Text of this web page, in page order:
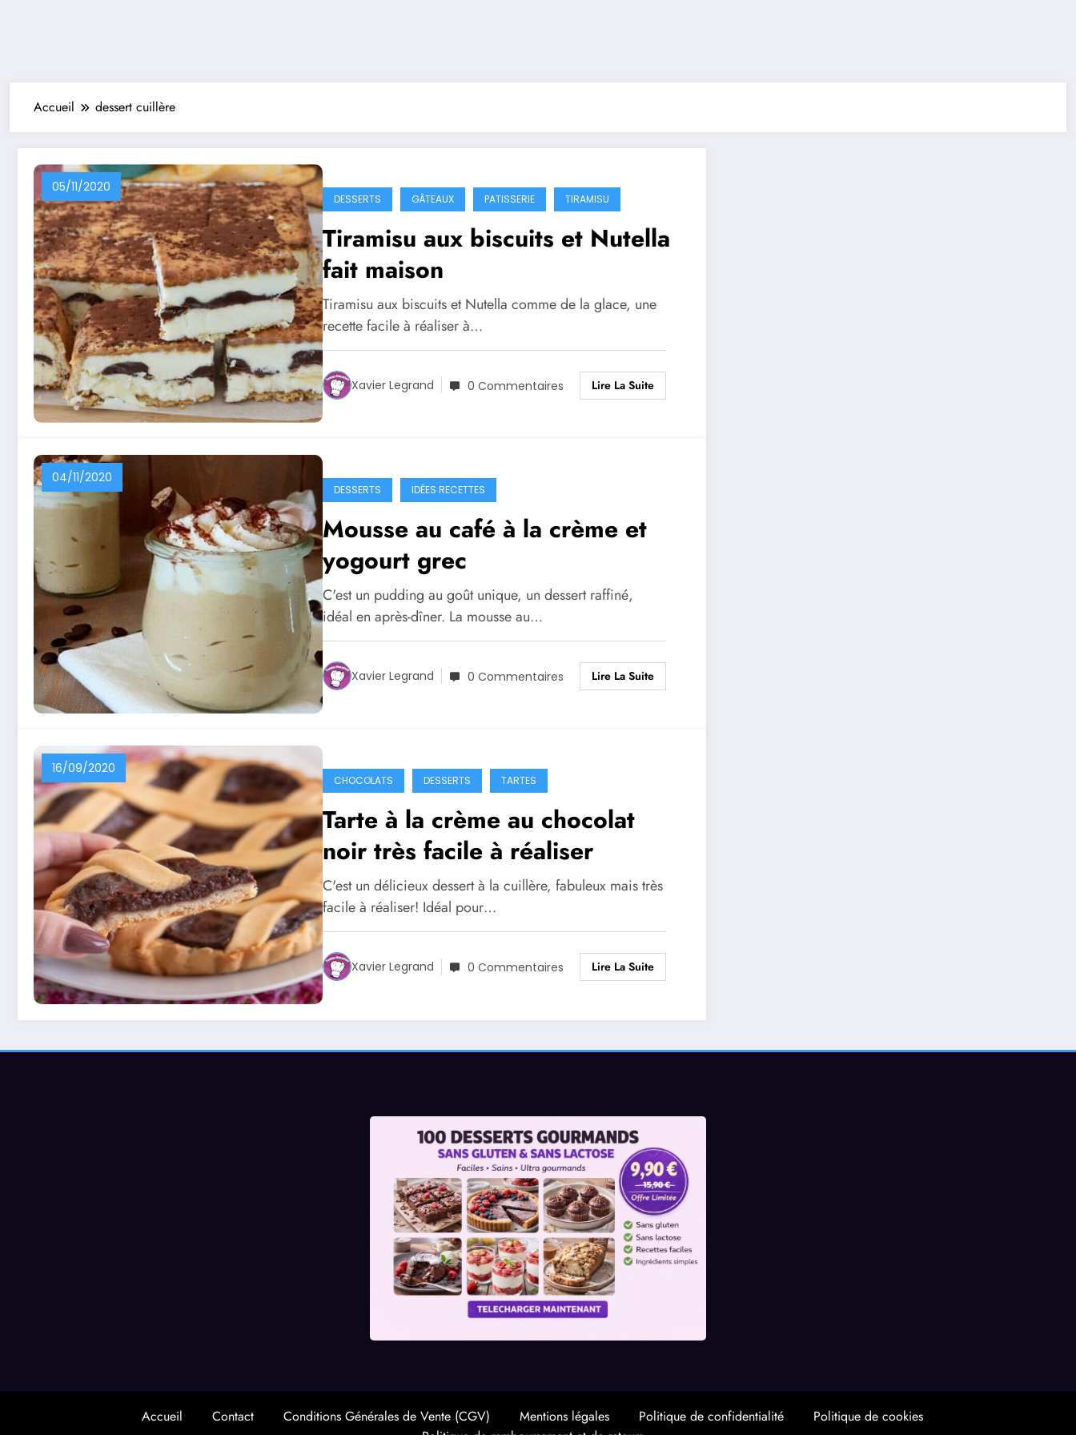
Accueil dessert cuillère
05/11/2020
DESSERTS GÂTEAUX PATISSERIE TIRAMISU
Tiramisu aux biscuits et Nutella
fait maison
Tiramisu aux biscuits et Nutella comme de la glace, une
recette facile à réaliser à…
Xavier Legrand 0 Commentaires Lire La Suite
04/11/2020
DESSERTS IDÉES RECETTES
Mousse au café à la crème et
yogourt grec
C'est un pudding au goût unique, un dessert raffiné,
idéal en après-dîner. La mousse au…
Xavier Legrand 0 Commentaires Lire La Suite
16/09/2020
CHOCOLATS DESSERTS TARTES
Tarte à la crème au chocolat
noir très facile à réaliser
C'est un délicieux dessert à la cuillère, fabuleux mais très
facile à réaliser! Idéal pour…
Xavier Legrand 0 Commentaires Lire La Suite
Accueil Contact Conditions Générales de Vente (CGV) Mentions légales Politique de confidentialité
Politique de cookies